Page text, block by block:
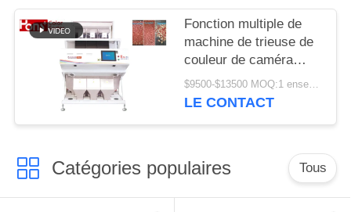
Fonction multiple de
machine de trieuse de
couleur de caméra
CCD d'arachide de 3
descendeurs
$9500-$13500 MOQ:1 ensemble
LE CONTACT
Catégories populaires Tous